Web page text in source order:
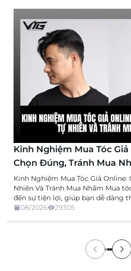
Kinh Nghiệm Mua Tóc Giả
Chọn Đúng, Tránh Mua
Kinh Nghiệm Mua Tóc Giả Online:
Nhiên Và Tránh Mua Nhầm Mua
đến sự tiện lợi, giúp bạn dễ dàng
dáng, chất liệu và mức giá mà
08/2026 29305